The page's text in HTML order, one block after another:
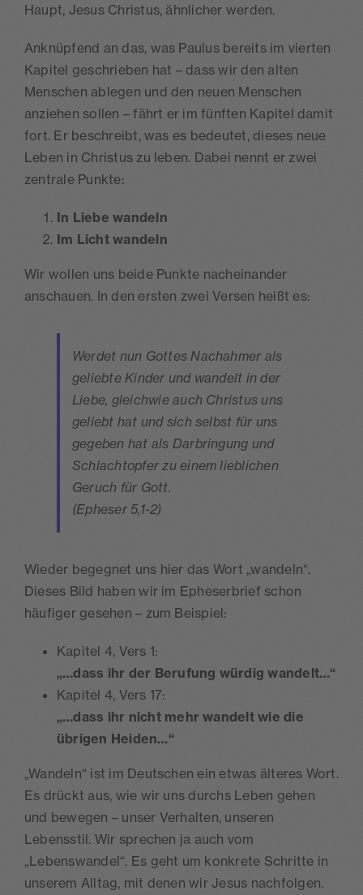
Haupt, Jesus Christus, ähnlicher werden.
Anknüpfend an das, was Paulus bereits im vierten
Kapitel geschrieben hat – dass wir den alten
Menschen ablegen und den neuen Menschen
anziehen sollen – fährt er im fünften Kapitel damit
fort. Er beschreibt, was es bedeutet, dieses neue
Leben in Christus zu leben. Dabei nennt er zwei
zentrale Punkte:
In Liebe wandeln
Im Licht wandeln
Wir wollen uns beide Punkte nacheinander
anschauen. In den ersten zwei Versen heißt es:
Werdet nun Gottes Nachahmer als
geliebte Kinder und wandelt in der
Liebe, gleichwie auch Christus uns
geliebt hat und sich selbst für uns
gegeben hat als Darbringung und
Schlachtopfer zu einem lieblichen
Geruch für Gott.
(Epheser 5,1-2)
Wieder begegnet uns hier das Wort „wandeln“.
Dieses Bild haben wir im Epheserbrief schon
häufiger gesehen – zum Beispiel:
Kapitel 4, Vers 1:
„…dass ihr der Berufung würdig wandelt…“
Kapitel 4, Vers 17:
„…dass ihr nicht mehr wandelt wie die
übrigen Heiden…“
„Wandeln“ ist im Deutschen ein etwas älteres Wort.
Es drückt aus, wie wir uns durchs Leben gehen
und bewegen – unser Verhalten, unseren
Lebensstil. Wir sprechen ja auch vom
„Lebenswandel“. Es geht um konkrete Schritte in
unserem Alltag, mit denen wir Jesus nachfolgen.